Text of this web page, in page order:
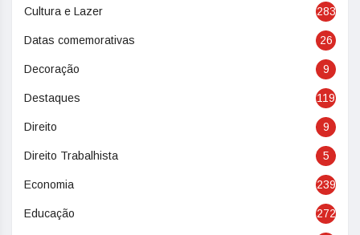
Cultura e Lazer 283
Datas comemorativas 26
Decoração 9
Destaques 119
Direito 9
Direito Trabalhista 5
Economia 239
Educação 272